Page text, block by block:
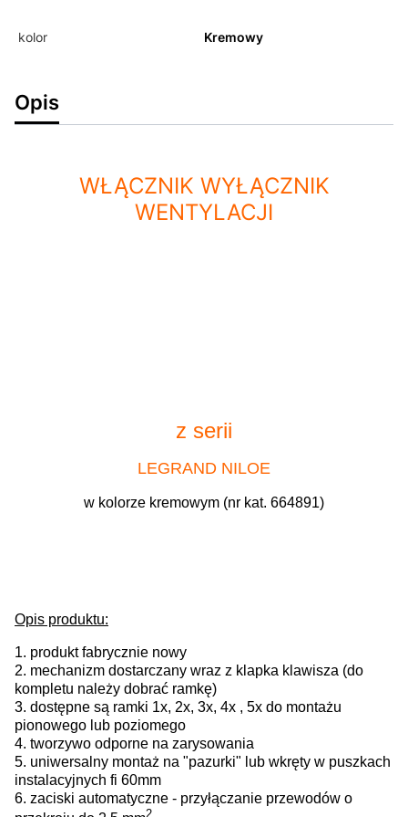
kolor Kremowy
Opis
WŁĄCZNIK WYŁĄCZNIK
WENTYLACJI
z serii
LEGRAND NILOE
w kolorze kremowym (nr kat. 664891)
Opis produktu:
1. produkt fabrycznie nowy
2. mechanizm dostarczany wraz z klapka klawisza (do
kompletu należy dobrać ramkę)
3. dostępne są ramki 1x, 2x, 3x, 4x , 5x do montażu
pionowego lub poziomego
4. tworzywo odporne na zarysowania
5. uniwersalny montaż na "pazurki" lub wkręty w puszkach
instalacyjnych fi 60mm
6. zaciski automatyczne - przyłączanie przewodów o
2